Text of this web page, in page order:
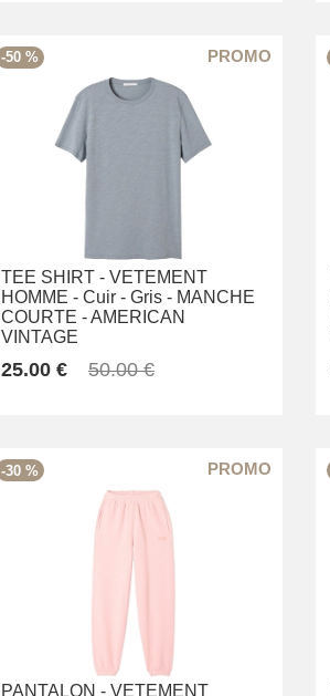
-50 %
TEE SHIRT - VETEMENT
HOMME - Cuir - Gris - MANCHE
COURTE -AMERICAN
VINTAGE
25.00 € 50.00 €
-30 %
PANTALON - VETEMENT